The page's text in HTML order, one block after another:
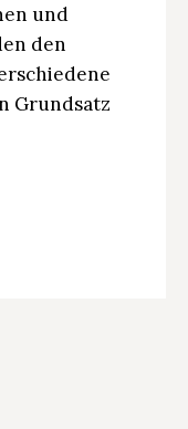
und
den
Grundsatz